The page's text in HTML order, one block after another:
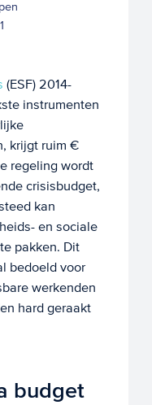
(ESF) 2014-
instrumenten
krijgt ruim €
regeling wordt
crisisbudget,
kan
en sociale
pakken. Dit
bedoeld voor
werkenden
hard geraakt
budget